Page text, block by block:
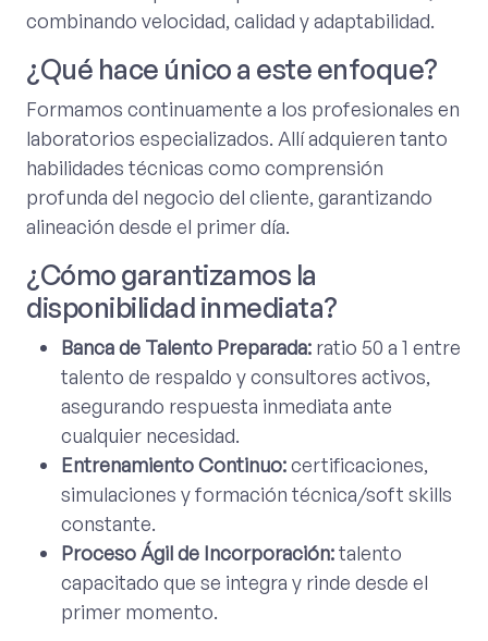
combinando velocidad, calidad y adaptabilidad.
¿Qué hace único a este enfoque?
Formamos continuamente a los profesionales en
laboratorios especializados. Allí adquieren tanto
habilidades técnicas como comprensión
profunda del negocio del cliente, garantizando
alineación desde el primer día.
¿Cómo garantizamos la
disponibilidad inmediata?
Banca de Talento Preparada: ratio 50 a 1 entre
talento de respaldo y consultores activos,
asegurando respuesta inmediata ante
cualquier necesidad.
Entrenamiento Continuo:certificaciones,
simulaciones y formación técnica/soft skills
constante.
Proceso Ágil de Incorporación:talento
capacitado que se integra y rinde desde el
primer momento.